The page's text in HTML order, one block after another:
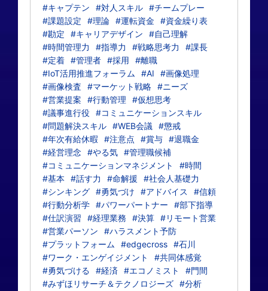
#キャプテン
#対人スキル #チームプレー
#課題設定
#理論 #運転資金
#資金繰り表
#勘定
#キャリアデザイン
#自己理解
#時間管理力
#指導力 #戦略思考力
#課長
#定着 #管理者 #採用
#離職
#IoT活用推進フォーラム
#AI
#画像処理
#画像検査
#マーケット戦略 #ニーズ
#営業提案
#行動管理
#仮想思考
#議事進行役 #コミュニケーションスキル
#問題解決スキル #WEB会議
#懲戒
#年次有給休暇
#注意点 #賞与 #退職金
#経営理念 #やる気 #管理職候補
#コミュニケーションマネジメント
#時間
#基本
#話す力 #命解援
#社会人基礎力
#シンキング #勇気づけ #アドバイス
#信頼
#行動分析学 #パワーパートナー
#部下指導
#仕訳演習
#経理業務 #決算 #リモート営業
#営業パーソン
#ハラスメント予防
#プラットフォーム
#edgecross #石川
#ワーク・エンゲイジメント
#共同体感覚
#勇気づける
#経済 #エコノミスト
#門間
#みずほリサーチ＆テクノロジーズ #分析